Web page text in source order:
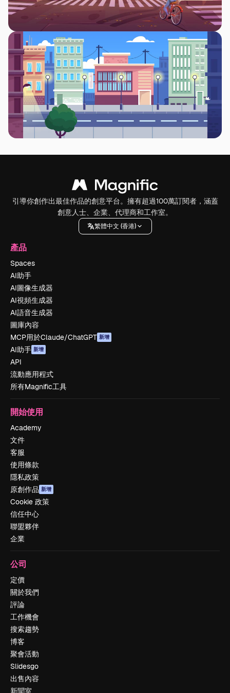
引導你創作出最佳作品的創意平台。擁有超過100萬訂閱者，涵蓋
創意人士、企業、代理商和工作室。
繁體中文 (香港)
產品
Spaces
AI助手
AI圖像生成器
AI視頻生成器
AI語音生成器
圖庫內容
MCP用於Claude/ChatGPT 新增
AI助手 新增
API
流動應用程式
所有Magnific工具
開始使用
Academy
文件
客服
使用條款
隱私政策
原創作品 新增
Cookie 政策
信任中心
聯盟夥伴
企業
公司
定價
關於我們
評論
工作機會
搜索趨勢
博客
聚會活動
Slidesgo
出售內容
新聞室